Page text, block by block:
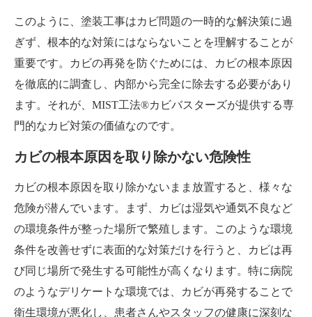
このように、塗装工事はカビ問題の一時的な解決策に過
ぎず、根本的な対策にはならないことを理解することが
重要です。カビの再発を防ぐためには、カビの根本原因
を徹底的に調査し、内部から完全に除去する必要があり
ます。それが、MIST工法®カビバスターズが提供する専
門的なカビ対策の価値なのです。
カビの根本原因を取り除かない危険性
カビの根本原因を取り除かないまま放置すると、様々な
危険が潜んでいます。まず、カビは湿気や通気不良など
の環境条件が整った場所で繁殖します。このような環境
条件を改善せずに表面的な対策だけを行うと、カビは再
び同じ場所で発生する可能性が高くなります。特に病院
のようなデリケートな環境では、カビが再発することで
衛生環境が悪化し、患者さんやスタッフの健康に深刻な